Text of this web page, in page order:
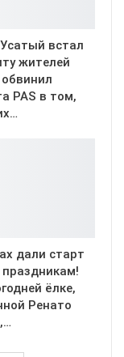
встал
жителей
PAS в том,
дали старт
ёлке,
Ренато